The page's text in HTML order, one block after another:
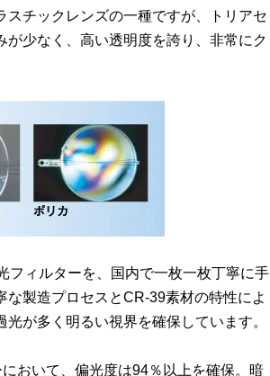
チックレンズの一種ですが、トリアセ
少なく、高い透明度を誇り、非常にク
フィルターを、国内で一枚一枚丁寧に手
製造プロセスとCR-39素材の特性によ
が多く明るい視界を確保しています。
において、偏光度は94％以上を確保。暗